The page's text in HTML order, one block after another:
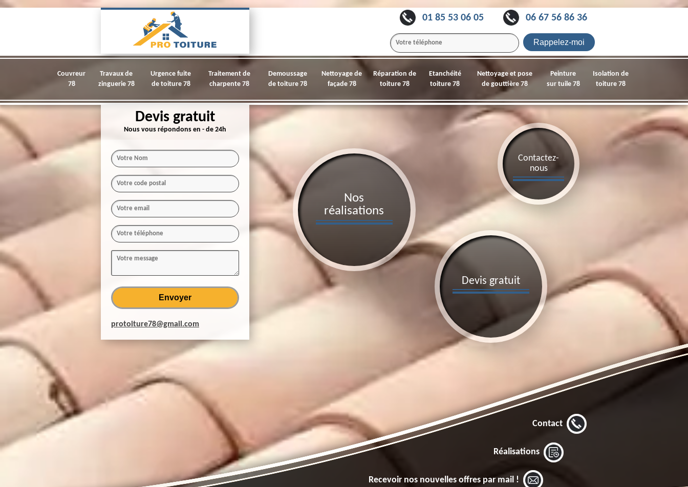
01 85 53 06 05 06 67 56 86 36
Couvreur
78
Travaux de
zinguerie 78
Urgence fuite
de toiture 78
Traitement de
charpente 78
Demoussage
de toiture 78
Nettoyage de
façade 78
Réparation de
toiture 78
Etanchéité
toiture 78
Nettoyage et pose
de gouttière 78
Peinture
sur tuile 78
Isolation de
toiture 78
Devis gratuit
Nous vous répondons en - de 24h
protoiture78@gmail.com
Devis gratuit
Contactez-
nous
Nos
réalisations
Contact
Réalisations
Recevoir nos nouvelles offres par mail !